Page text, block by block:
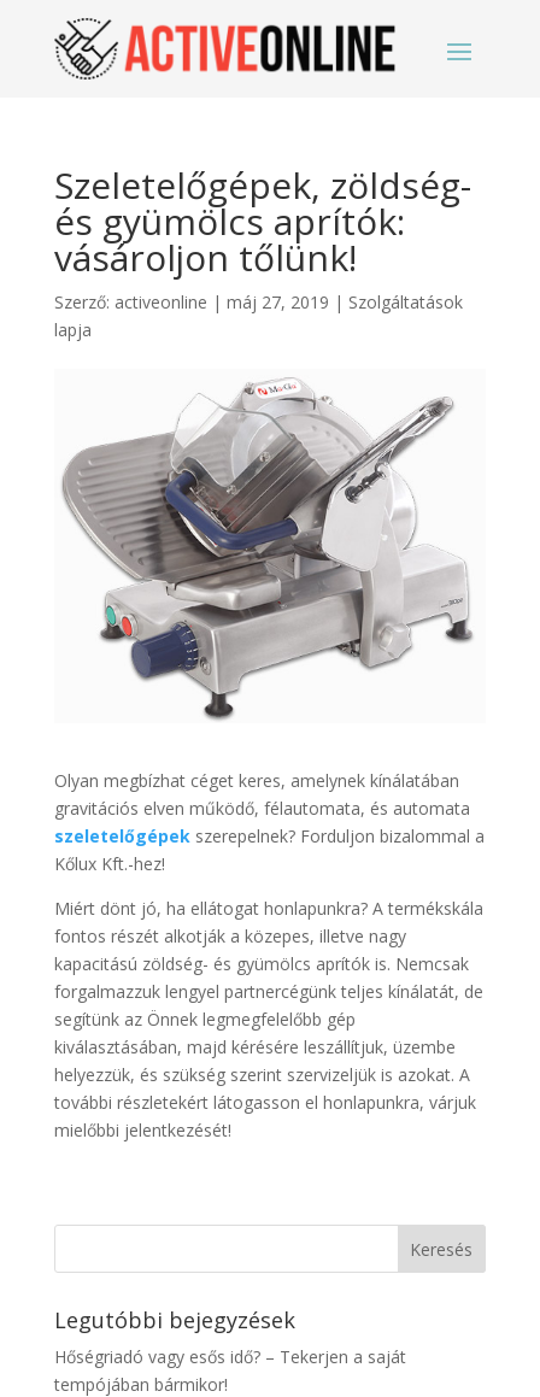
Szeletelőgépek, zöldség-
és gyümölcs aprítók:
vásároljon tőlünk!
Szerző: activeonline | máj 27, 2019 | Szolgáltatások
lapja
Olyan megbízhat céget keres, amelynek kínálatában
gravitációs elven működő, félautomata, és automata
szeletelőgépekszerepelnek? Forduljon bizalommal a
Kőlux Kft.-hez!
Miért dönt jó, ha ellátogat honlapunkra? A termékskála
fontos részét alkotják a közepes, illetve nagy
kapacitású zöldség- és gyümölcs aprítók is. Nemcsak
forgalmazzuk lengyel partnercégünk teljes kínálatát, de
segítünk az Önnek legmegfelelőbb gép
kiválasztásában, majd kérésére leszállítjuk, üzembe
helyezzük, és szükség szerint szervizeljük is azokat. A
további részletekért látogasson el honlapunkra, várjuk
mielőbbi jelentkezését!
Legutóbbi bejegyzések
Hőségriadó vagy esős idő? – Tekerjen a saját
tempójában bármikor!